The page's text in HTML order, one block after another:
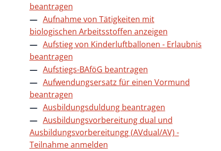
beantragen
Aufnahme von Tätigkeiten mit
biologischen Arbeitsstoffen anzeigen
Aufstieg von Kinderluftballonen - Erlaubnis
beantragen
Aufstiegs-BAföG beantragen
Aufwendungsersatz für einen Vormund
beantragen
Ausbildungsduldung beantragen
Ausbildungsvorbereitung dual und
Ausbildungsvorbereitungg (AVdual/AV) -
Teilnahme anmelden